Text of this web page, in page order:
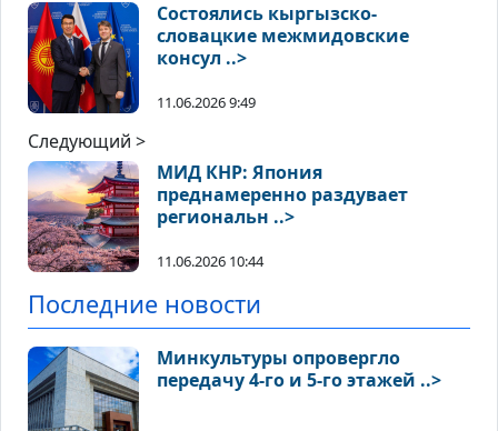
Состоялись кыргызско-
словацкие межмидовские
консул ..>
11.06.2026 9:49
Следующий >
МИД КНР: Япония
преднамеренно раздувает
региональн ..>
11.06.2026 10:44
Последние новости
Минкультуры опровергло
передачу 4-го и 5-го этажей ..>